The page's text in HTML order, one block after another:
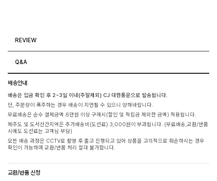
REVIEW
Q&A
배송안내
배송은 입금 확인 후 2~3일 이내(주말제외) CJ 대한통운으로 발송됩니다.
단, 주문량이 폭주하는 경우 배송이 지연될 수 있으니 양해바랍니다.
무료배송은 순수 결제금액 6만원 이상 구매시(할인 및 적립금 제외한 금액) 적용됩니다.
제주도 및 도서산간지역은 추가배송비(도선료) 3,000원이 부과됩니다. (무료배송,교환/반품
시에도 도선료는 고객님 부담)
모든 배송 과정은 CCTV로 촬영 후 출고 진행되고 있어 상품을 고의적으로 훼손하시는 경우
확인이 가능하며 교환/반품 처리 절대 불가합니다.
교환/반품 신청